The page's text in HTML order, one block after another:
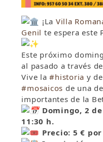
¡La Villa
Genil te espera este
Este próximo
al pasado a través
Vive la#historia y
#mosaicos de una
importantes de la
Domingo, 2
11:30 h.
Precio: 5 €